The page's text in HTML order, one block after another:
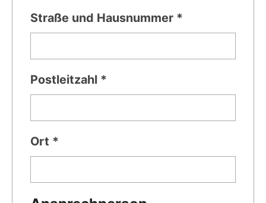
Straße und Hausnummer *
Postleitzahl *
Ort *